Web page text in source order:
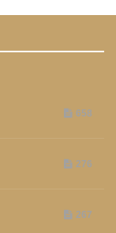
658
276
267